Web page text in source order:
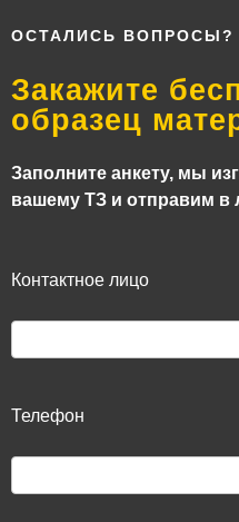
ОСТАЛИСЬ ВОПРОСЫ?
Закажите
образец
Заполните анкету, мы
вашему ТЗ и отправим в
Контактное лицо
Телефон